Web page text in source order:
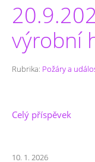
výrobní
Rubrika: Požáry a
Celý příspěvek
10. 1. 2026